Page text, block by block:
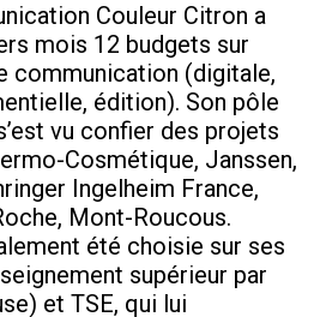
Couleur Citron a
mois 12 budgets sur
communication (digitale,
édition). Son pôle
vu confier des projets
Cosmétique, Janssen,
Ingelheim France,
Mont-Roucous.
été choisie sur ses
supérieur par
et TSE, qui lui